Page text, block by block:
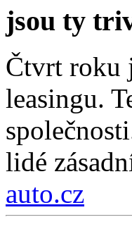
jsou ty
Čtvrt roku
leasingu.
lidé
auto.cz